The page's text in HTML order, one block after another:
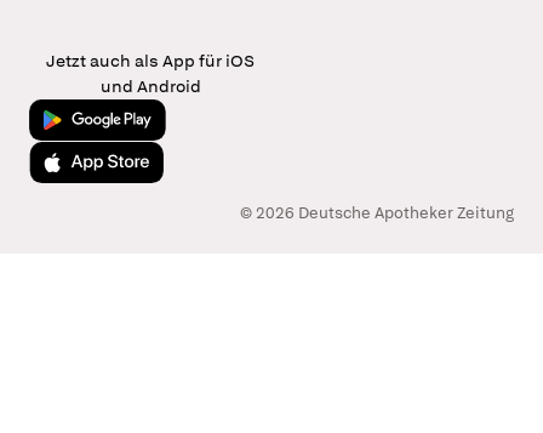
Jetzt auch als App für iOS
und Android
Jetzt bei Google Play
Laden im App Store
© 2026 Deutsche Apotheker Zeitung